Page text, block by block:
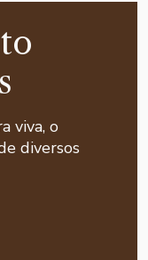
viva, o
diversos